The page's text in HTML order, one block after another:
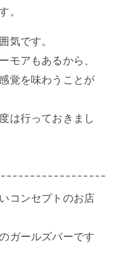
。
気です。
モアもあるから、
覚を味わうことが
は行っておきまし
コンセプトのお店
ガールズバーです